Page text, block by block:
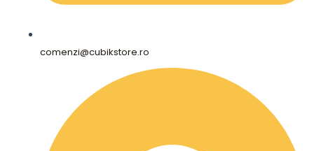
comenzi@cubikstore.ro